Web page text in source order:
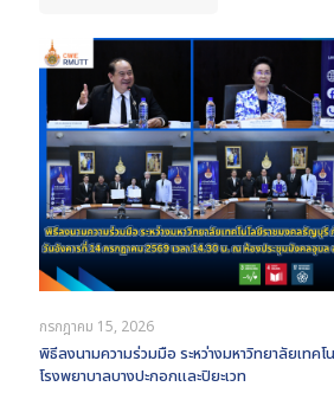
กรกฎาคม 15, 2026
พิธีลงนามความร่วมมือ ระหว่างมหาวิทยาลัยเทค
โรงพยาบาลบางปะกอกและปิยะเวท